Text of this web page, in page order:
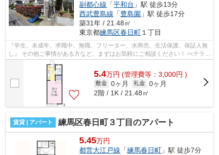
副都心線 「平和台 」駅 徒歩13分
西武豊島線 「豊島園 」駅 徒歩17分
築31年 / 21.48㎡
東京都練馬区春日町１丁目
『学生、未成年、求職中、無職、フリーター、水商売、生活保護、保証人無
し』 その他ご事情がある方など、まずはお気軽にご相談ください！ べテラン
スタッフが対応致しますのでご希望...
5.4万円 (管理費等：3,000円 )
敷金 0ヶ月 礼金 0ヶ月
2階 / 1K / 21.48㎡
賃貸 | アパート 練馬区春日町３丁目のアパート
5.45万円
都営大江戸線 「練馬春日町 」駅 徒歩7分